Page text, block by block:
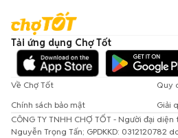
Tải ứng dụng Chợ Tốt
Về Chợ Tốt
Quy
Chính sách bảo mật
Giải
CÔNG TY TNHH CHỢ TỐT - Người đại
Nguyễn Trọng Tấn; GPDKKD: 0312120782